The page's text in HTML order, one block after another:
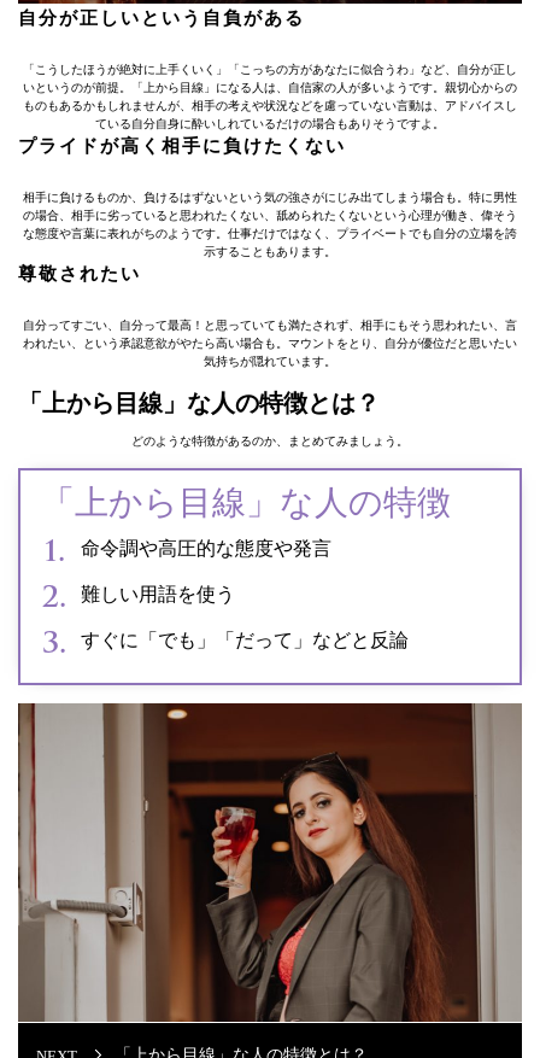
自分が正しいという自負がある
「こうしたほうが絶対に上手くいく」「こっちの方があなたに似合うわ」など、自分が正し
いというのが前提。「上から目線」になる人は、自信家の人が多いようです。親切心からの
ものもあるかもしれませんが、相手の考えや状況などを慮っていない言動は、アドバイスし
ている自分自身に酔いしれているだけの場合もありそうですよ。
プライドが高く相手に負けたくない
相手に負けるものか、負けるはずないという気の強さがにじみ出てしまう場合も。特に男性
の場合、相手に劣っていると思われたくない、舐められたくないという心理が働き、偉そう
な態度や言葉に表れがちのようです。仕事だけではなく、プライベートでも自分の立場を誇
示することもあります。
尊敬されたい
自分ってすごい、自分って最高！と思っていても満たされず、相手にもそう思われたい、言
われたい、という承認意欲がやたら高い場合も。マウントをとり、自分が優位だと思いたい
気持ちが隠れています。
「上から目線」な⼈の特徴とは？
どのような特徴があるのか、まとめてみましょう。
「上から目線」な⼈の特徴
命令調や高圧的な態度や発言
難しい用語を使う
すぐに「でも」「だって」などと反論